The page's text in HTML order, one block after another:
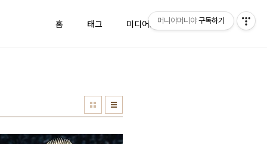
홈 태그 미디어로그 방명록
머니야머니야 구독하기